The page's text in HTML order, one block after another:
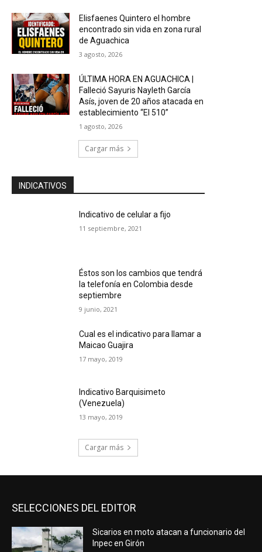
Elisfaenes Quintero el hombre
encontrado sin vida en zona rural
de Aguachica
3 agosto, 2026
ÚLTIMA HORA EN AGUACHICA |
Falleció Sayuris Nayleth García
Asís, joven de 20 años atacada en
establecimiento “El 510”
1 agosto, 2026
Cargar más
INDICATIVOS
Indicativo de celular a fijo
11 septiembre, 2021
Éstos son los cambios que tendrá
la telefonía en Colombia desde
septiembre
9 junio, 2021
Cual es el indicativo para llamar a
Maicao Guajira
17 mayo, 2019
Indicativo Barquisimeto
(Venezuela)
13 mayo, 2019
Cargar más
SELECCIONES DEL EDITOR
Sicarios en moto atacan a funcionario del
Inpec en Girón